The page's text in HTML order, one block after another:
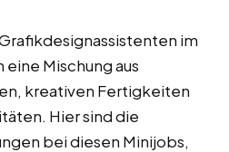
im
Mischung aus
kreativen Fertigkeiten
Hier sind die
bei diesen Minijobs,